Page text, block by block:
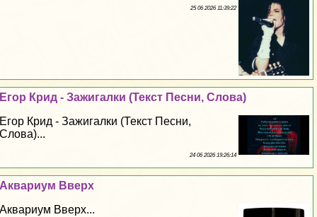
25 06 2026 11:39:22
Егор Крид - Зажигалки (Текст Песни, Слова)
Егор Крид - Зажигалки (Текст Песни,
Слова)...
24 06 2026 19:26:14
Аквариум Вверх
Аквариум Вверх...